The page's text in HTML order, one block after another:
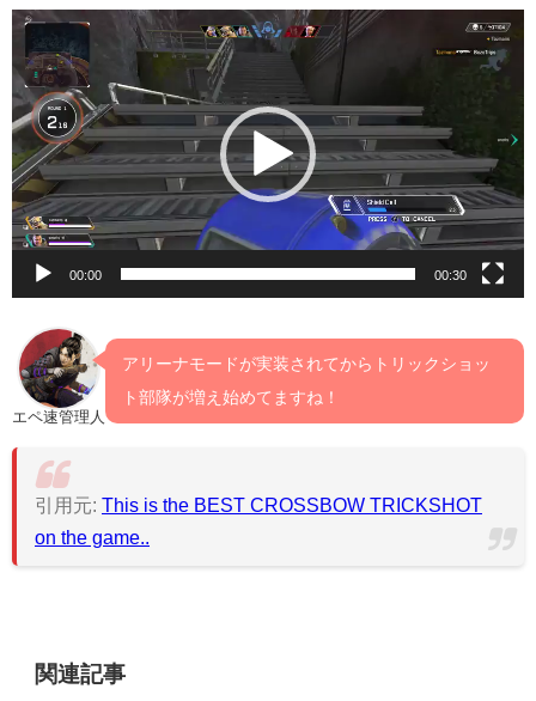
動
画
プ
レ
ー
ヤ
ー
00:00 00:30
エペ速管理人
アリーナモードが実装されてからトリックショッ
ト部隊が増え始めてますね！
引用元: This is the BEST CROSSBOW TRICKSHOT
on the game..
関連記事